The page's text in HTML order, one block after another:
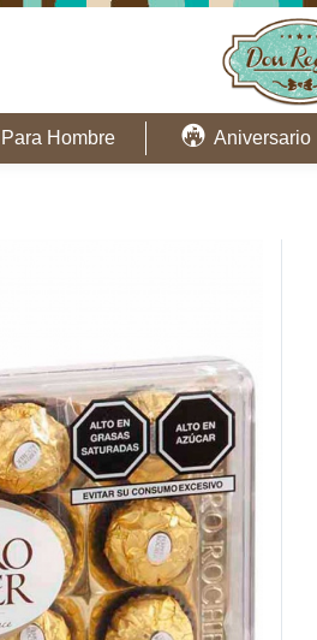
Para Hombre Aniversario